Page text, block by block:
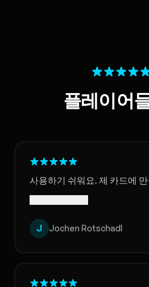
플레이어
사용하기 쉬워요. 제 카드에
J Jochen Rotschadl